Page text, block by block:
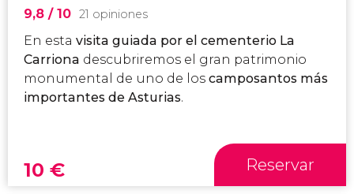
9,8 / 10 21 opiniones
En esta visita guiada por el cementerio La
Carriona descubriremos el gran patrimonio
monumental de uno de los camposantos más
importantes de Asturias.
10 € Reservar